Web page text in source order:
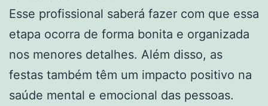
Esse profissional saberá fazer com que essa
etapa ocorra de forma bonita e organizada
nos menores detalhes. Além disso, as
festas também têm um impacto positivo na
saúde mental e emocional das pessoas.